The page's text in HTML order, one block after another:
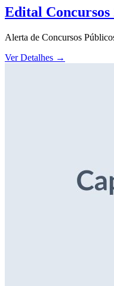
Edital
Alerta de Concursos
Ver Detalhes →